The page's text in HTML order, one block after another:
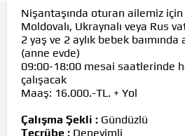
Nişantaşında oturan ailemiz için
Moldovalı, Ukraynalı veya Rus
2 yaş ve 2 aylık bebek
(anne evde)
09:00-18:00 mesai saatlerinde
çalışacak
Maaş: 16.000.-TL. + Yol
Çalışma Şekli : Gündüzlü
Tecrübe : Deneyimli